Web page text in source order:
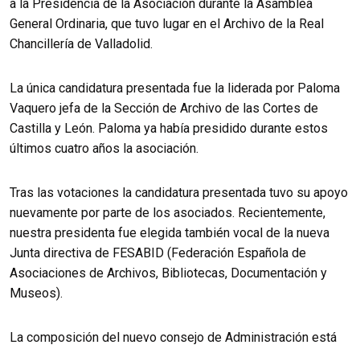
a la Presidencia de la Asociación durante la Asamblea
General Ordinaria, que tuvo lugar en el Archivo de la Real
Chancillería de Valladolid.
La única candidatura presentada fue la liderada por Paloma
Vaquero jefa de la Sección de Archivo de las Cortes de
Castilla y León. Paloma ya había presidido durante estos
últimos cuatro años la asociación.
Tras las votaciones la candidatura presentada tuvo su apoyo
nuevamente por parte de los asociados. Recientemente,
nuestra presidenta fue elegida también vocal de la nueva
Junta directiva de FESABID (Federación Española de
Asociaciones de Archivos, Bibliotecas, Documentación y
Museos).
La composición del nuevo consejo de Administración está